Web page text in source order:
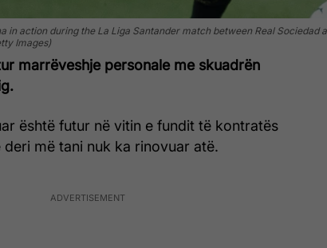
in action during the La Liga Santander match between Real Sociedad
Images)
marrëveshje personale me skuadrën
është futur në vitin e fundit të kontratës
deri më tani nuk ka rinovuar atë.